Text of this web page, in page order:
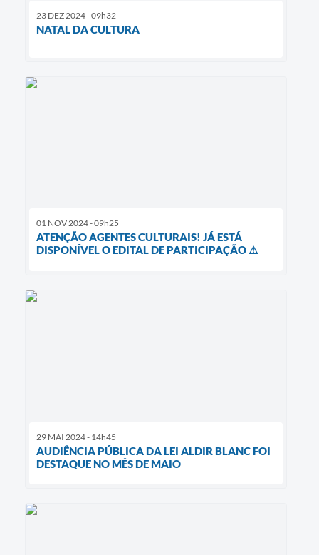
23 DEZ 2024 - 09h32
NATAL DA CULTURA
01 NOV 2024 - 09h25
ATENÇÃO AGENTES CULTURAIS! JÁ ESTÁ
DISPONÍVEL O EDITAL DE PARTICIPAÇÃO ⚠
29 MAI 2024 - 14h45
AUDIÊNCIA PÚBLICA DA LEI ALDIR BLANC FOI
DESTAQUE NO MÊS DE MAIO